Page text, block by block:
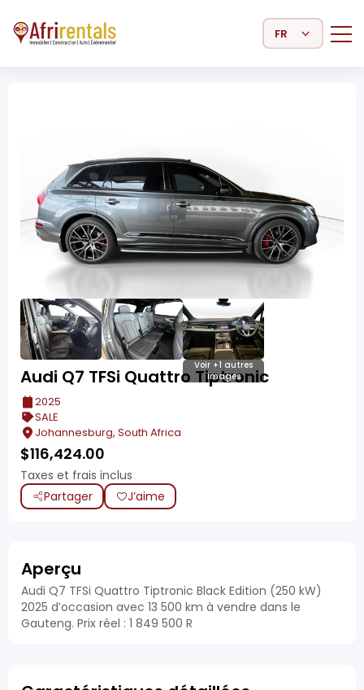
Select Language
Voir +1 autres
images
Audi Q7 TFSi Quattro Tiptronic
2025
SALE
Johannesburg, South Africa
$116,424.00
Taxes et frais inclus
Partager
J’aime
Aperçu
Audi Q7 TFSi Quattro Tiptronic Black Edition (250 kW)
2025 d’occasion avec 13 500 km à vendre dans le
Gauteng. Prix réel : 1 849 500 R